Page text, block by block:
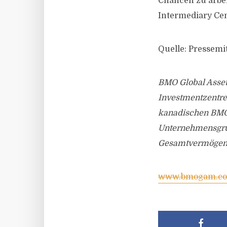
Intermediary
Quelle:
BMO Global
kanadischen